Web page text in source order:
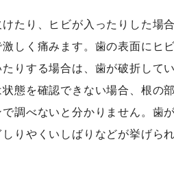
たり、ヒビが入ったりした場
しく痛みます。歯の表面にヒ
りする場合は、歯が破折して
態を確認できない場合、根の
調べないと分かりません。歯
りやくいしばりなどが挙げられ